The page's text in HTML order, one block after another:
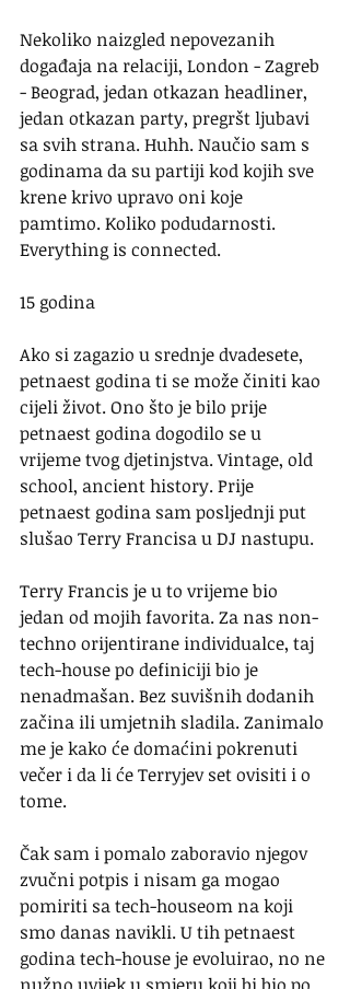
Nekoliko naizgled nepovezanih
događaja na relaciji, London - Zagreb
- Beograd, jedan otkazan headliner,
jedan otkazan party, pregršt ljubavi
sa svih strana. Huhh. Naučio sam s
godinama da su partiji kod kojih sve
krene krivo upravo oni koje
pamtimo. Koliko podudarnosti.
Everything is connected.
15 godina
Ako si zagazio u srednje dvadesete,
petnaest godina ti se može činiti kao
cijeli život. Ono što je bilo prije
petnaest godina dogodilo se u
vrijeme tvog djetinjstva. Vintage, old
school, ancient history. Prije
petnaest godina sam posljednji put
slušao Terry Francisa u DJ nastupu.
Terry Francis je u to vrijeme bio
jedan od mojih favorita. Za nas non-
techno orijentirane individualce, taj
tech-house po definiciji bio je
nenadmašan. Bez suvišnih dodanih
začina ili umjetnih sladila. Zanimalo
me je kako će domaćini pokrenuti
večer i da li će Terryjev set ovisiti i o
tome.
Čak sam i pomalo zaboravio njegov
zvučni potpis i nisam ga mogao
pomiriti sa tech-houseom na koji
smo danas navikli. U tih petnaest
godina tech-house je evoluirao, no ne